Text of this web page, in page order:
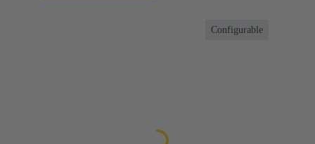
Configurable